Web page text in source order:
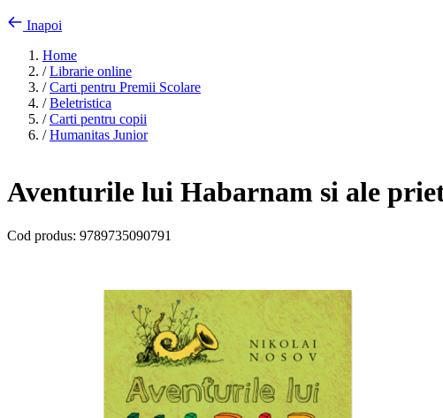
Inapoi
Home
/ Librarie online
/ Carti pentru Premii Scolare
/ Beletristica
/ Carti pentru copii
/ Humanitas Junior
Aventurile lui Habarnam si ale
Cod produs: 9789735090791